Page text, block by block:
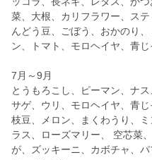
菜、大根、カリフラワー、ス
んどう豆、ごぼう、おかのり
ン、トマト、モロヘイヤ、青
7月～9月
とうもろこし、ピーマン、ナ
サゲ、ウリ、モロヘイヤ、青
枝豆、メロン、まくわうり、
ラス、ローズマリー、 空芯菜
が、ズッキーニ、カボチャ、